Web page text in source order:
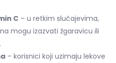
C – u retkim slučajevima,
mogu izazvati žgaravicu ili
– korisnici koji uzimaju lekove